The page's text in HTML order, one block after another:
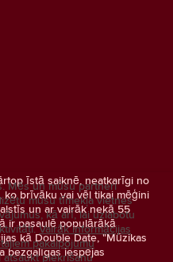
īstā saiknē, neatkarīgi no
brīvāku vai vēl tikai mēģini
un ar vairāk nekā 55
ir pasaulē populārākā
kā Double Date, "Mūzikas
bezgalīgas iespējas
Mēs un mūsu partneri
mūsu tīmekļa vietnes
kā arī, lai uzlabotu
Vairāk informācijas
pakalpojumu
piekrišanu